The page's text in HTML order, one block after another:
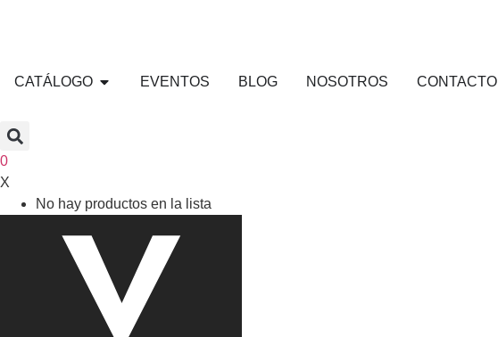
CATÁLOGO EVENTOS BLOG NOSOTROS CONTACTO
0
X
No hay productos en la lista